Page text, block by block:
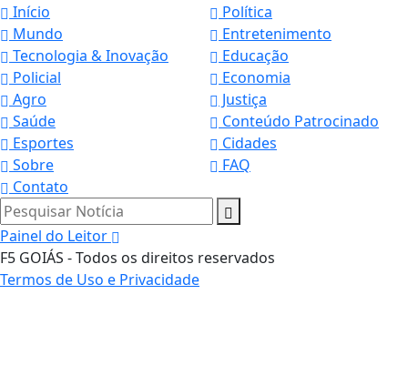
Início
Política
Mundo
Entretenimento
Tecnologia & Inovação
Educação
Policial
Economia
Agro
Justiça
Saúde
Conteúdo Patrocinado
Esportes
Cidades
Sobre
FAQ
Contato
Pesquisar Notícia
Painel do Leitor
F5 GOIÁS - Todos os direitos reservados
Termos de Uso e Privacidade